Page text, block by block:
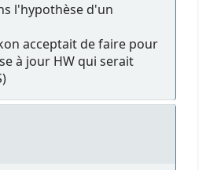
l'hypothèse d'un
acceptait de faire pour
à jour HW qui serait